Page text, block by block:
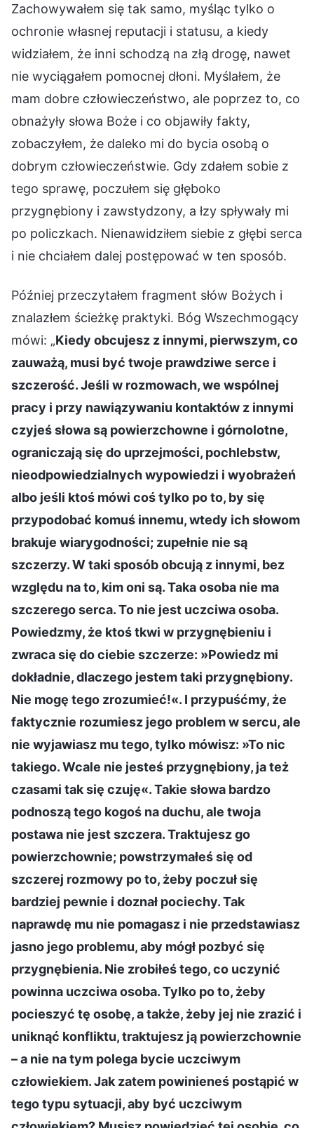
Zachowywałem się tak samo, myśląc tylko o
ochronie własnej reputacji i statusu, a kiedy
widziałem, że inni schodzą na złą drogę, nawet
nie wyciągałem pomocnej dłoni. Myślałem, że
mam dobre człowieczeństwo, ale poprzez to, co
obnażyły słowa Boże i co objawiły fakty,
zobaczyłem, że daleko mi do bycia osobą o
dobrym człowieczeństwie. Gdy zdałem sobie z
tego sprawę, poczułem się głęboko
przygnębiony i zawstydzony, a łzy spływały mi
po policzkach. Nienawidziłem siebie z głębi serca
i nie chciałem dalej postępować w ten sposób.
Później przeczytałem fragment słów Bożych i
znalazłem ścieżkę praktyki. Bóg Wszechmogący
mówi: „Kiedy obcujesz z innymi, pierwszym, co
zauważą, musi być twoje prawdziwe serce i
szczerość. Jeśli w rozmowach, we wspólnej
pracy i przy nawiązywaniu kontaktów z innymi
czyjeś słowa są powierzchowne i górnolotne,
ograniczają się do uprzejmości, pochlebstw,
nieodpowiedzialnych wypowiedzi i wyobrażeń
albo jeśli ktoś mówi coś tylko po to, by się
przypodobać komuś innemu, wtedy ich słowom
brakuje wiarygodności; zupełnie nie są
szczerzy. W taki sposób obcują z innymi, bez
względu na to, kim oni są. Taka osoba nie ma
szczerego serca. To nie jest uczciwa osoba.
Powiedzmy, że ktoś tkwi w przygnębieniu i
zwraca się do ciebie szczerze: »Powiedz mi
dokładnie, dlaczego jestem taki przygnębiony.
Nie mogę tego zrozumieć!«. I przypuśćmy, że
faktycznie rozumiesz jego problem w sercu, ale
nie wyjawiasz mu tego, tylko mówisz: »To nic
takiego. Wcale nie jesteś przygnębiony, ja też
czasami tak się czuję«. Takie słowa bardzo
podnoszą tego kogoś na duchu, ale twoja
postawa nie jest szczera. Traktujesz go
powierzchownie; powstrzymałeś się od
szczerej rozmowy po to, żeby poczuł się
bardziej pewnie i doznał pociechy. Tak
naprawdę mu nie pomagasz i nie przedstawiasz
jasno jego problemu, aby mógł pozbyć się
przygnębienia. Nie zrobiłeś tego, co uczynić
powinna uczciwa osoba. Tylko po to, żeby
pocieszyć tę osobę, a także, żeby jej nie zrazić i
uniknąć konfliktu, traktujesz ją powierzchownie
– a nie na tym polega bycie uczciwym
człowiekiem. Jak zatem powinieneś postąpić w
tego typu sytuacji, aby być uczciwym